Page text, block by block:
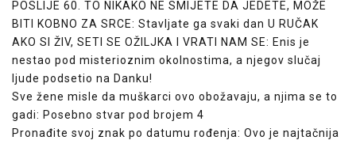
POSLIJE 60. TO NIKAKO NE SMIJETE DA JEDETE, MOŽE
BITI KOBNO ZA SRCE: Stavljate ga svaki dan U RUČAK
AKO SI ŽIV, SETI SE OŽILJKA I VRATI NAM SE: Enis je
nestao pod misterioznim okolnostima, a njegov slučaj
ljude podsetio na Danku!
Sve žene misle da muškarci ovo obožavaju, a njima se to
gadi: Posebno stvar pod brojem 4
Pronađite svoj znak po datumu rođenja: Ovo je najtačnija